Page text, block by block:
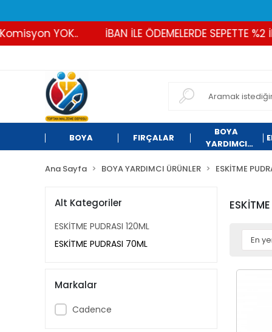
YOK.. İBAN İLE ÖDEMELERDE SEPETTE %2 İNDİRİM
BOYA FIRÇALAR
BOYA
YARDIMCI
Ana Sayfa BOYA YARDIMCI ÜRÜNLER ESKİTME
Alt Kategoriler
ESKİTME PUDRASI 120ML
ESKİTME PUDRASI 70ML
Markalar
Cadence